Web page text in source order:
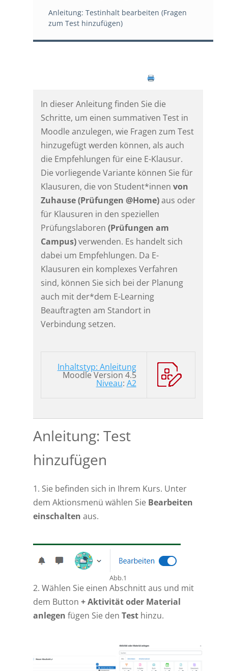
Anleitung: Testinhalt bearbeiten (Fragen
zum Test hinzufügen)
In dieser Anleitung finden Sie die
Schritte, um einen summativen Test in
Moodle anzulegen, wie Fragen zum Test
hinzugefügt werden können, als auch
die Empfehlungen für eine E-Klausur.
Die vorliegende Variante können Sie für
Klausuren, die von Student*innen von
Zuhause (Prüfungen @Home)aus oder
für Klausuren in den speziellen
Prüfungslaboren (Prüfungen am
Campus)verwenden. Es handelt sich
dabei um Empfehlungen. Da E-
Klausuren ein komplexes Verfahren
sind, können Sie sich bei der Planung
auch mit der*dem E-Learning
Beauftragten am Standort in
Verbindung setzen.
Inhaltstyp: Anleitung
Moodle Version 4.5
Niveau: A2
Anleitung: Test
hinzufügen
1. Sie befinden sich in Ihrem Kurs. Unter
dem Aktionsmenü wählen Sie Bearbeiten
einschalten aus.
Abb.1
2. Wählen Sie einen Abschnitt aus und mit
dem Button + Aktivität oder Material
anlegen fügen Sie den Testhinzu.